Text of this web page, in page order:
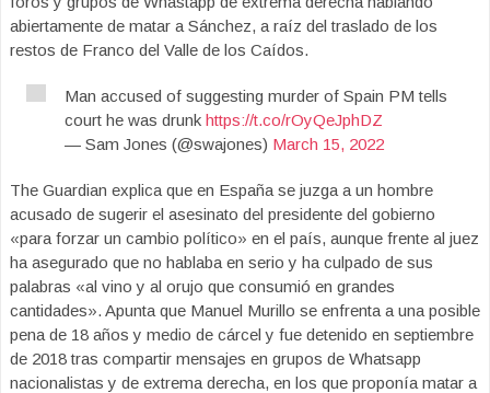
abiertamente de matar a Sánchez, a raíz del traslado de los
restos de Franco del Valle de los Caídos.
Man accused of suggesting murder of Spain PM tells
court he was drunk https://t.co/rOyQeJphDZ
— Sam Jones (@swajones) March 15, 2022
The Guardian explica que en España se juzga a un hombre
acusado de sugerir el asesinato del presidente del gobierno
«para forzar un cambio político» en el país, aunque frente al juez
ha asegurado que no hablaba en serio y ha culpado de sus
palabras «al vino y al orujo que consumió en grandes
cantidades». Apunta que Manuel Murillo se enfrenta a una posible
pena de 18 años y medio de cárcel y fue detenido en septiembre
de 2018 tras compartir mensajes en grupos de Whatsapp
nacionalistas y de extrema derecha, en los que proponía matar a